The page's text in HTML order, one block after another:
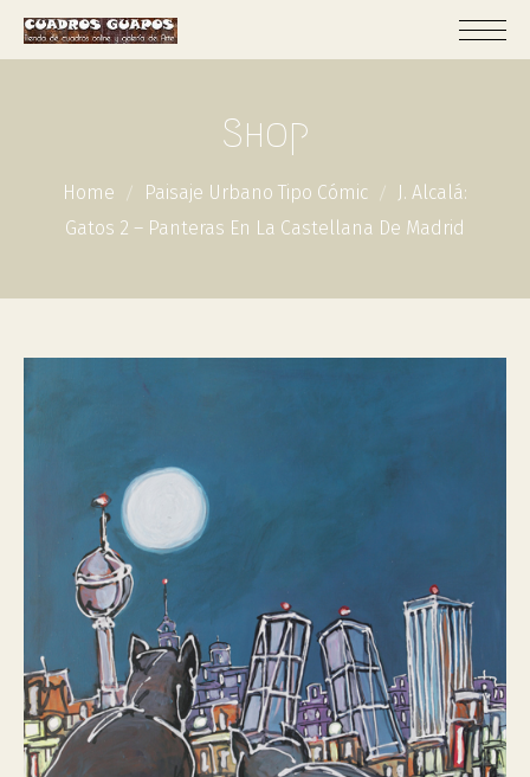
Shop
Home Paisaje Urbano Tipo Cómic
J. Alcalá:
Gatos 2 – Panteras En La Castellana De Madrid